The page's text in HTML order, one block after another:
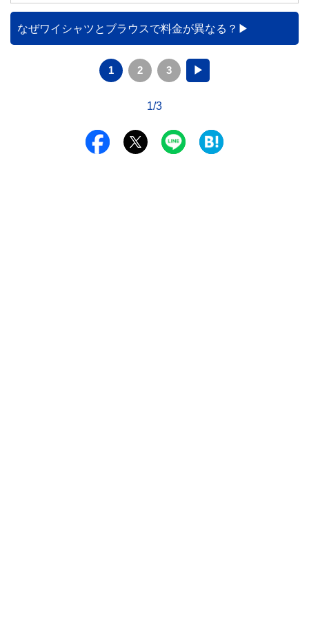
なぜワイシャツとブラウスで料金が異なる？
1 2 3 ▶
1/3